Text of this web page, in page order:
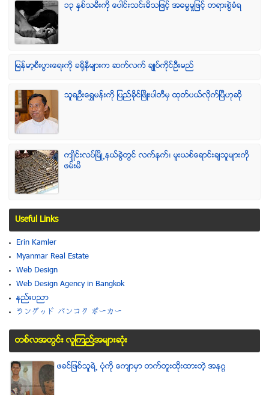
၁၃ ႏွစ္သမီးကို ေပါင္းသင္းမိသျဖင့္ အဓမၼမႈျဖင့္ တရားစြဲခံရ
ျမန္မာ့စီးပြားေရးကို ခရိုနီမ်ားက ဆက္လက္ ခ်ဳပ္ကိုင္ဥိီးမည္
သူရဦးေရႊမန္းကို ျပည္ခိုင္ျဖိဳးပါတီမွ ထုတ္ပယ္လိုက္ျပီဟုဆို
က်ဳိင္းလပ္ၿမိဳ႕နယ္ခြဲတြင္ လက္နက္၊ မူးယစ္ေရာင္းခ်သူမ်ားကို
ဖမ္းမိ
Useful Links
Erin Kamler
Myanmar Real Estate
Web Design
Web Design Agency in Bangkok
နည္းပညာ
ラングッド バンコク ポーカー
တစ္လအတြင္း လူၾကည္႔အမ်ားဆံုး
ဖခင္ျဖစ္သူရဲ႕ ပံုကို ေက်ာမွာ တက္တူးထိုးထားတဲ့ အနဂၢ